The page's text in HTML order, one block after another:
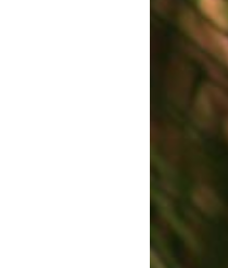
en